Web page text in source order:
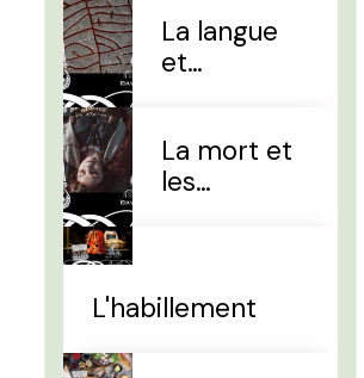
La langue
et
La mort et
les
L'habillement